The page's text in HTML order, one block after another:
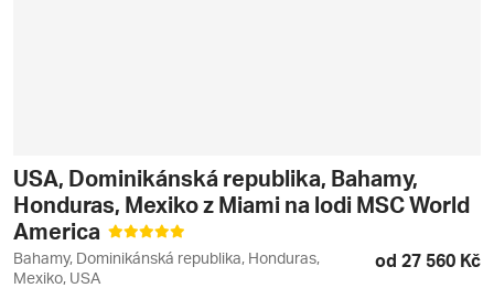
USA, Dominikánská republika, Bahamy,
Honduras, Mexiko z Miami na lodi MSC World
America
Bahamy, Dominikánská republika, Honduras,
Mexiko, USA
od 27 560 Kč